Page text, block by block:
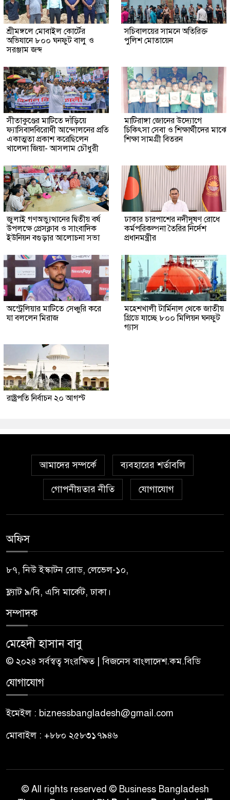
শ্রীমঙ্গলে মোবাইল কোর্টের
অভিযানে ৮০০ ঘনফুট বালু ও
সরঞ্জাম জব্দ
সচিবালয়ের সামনে অতিরিক্ত
পুলিশ মোতায়েন
সীতাকুণ্ডের মাটিতে দাঁড়িয়ে
ফ্যাসিবাদবিরোধী আন্দোলনের প্রতি
একাত্মতা প্রকাশ করেছিলেন
খালেদা জিয়া- আসলাম চৌধুরী
মাটিরাঙ্গা জোনের উদ্যোগে
চিকিৎসা সেবা ও শিক্ষার্থীদের মাঝে
শিক্ষা সামগ্রী বিতরন
জুলাই গণঅভ্যুত্থানের দ্বিতীয় বর্ষ
উপলক্ষে প্রেসক্লাব ও সাংবাদিক
ইউনিয়ন বগুড়ার আলোচনা সভা
ঢাকার চারপাশের নদীদূষণ রোধে
কর্মপরিকল্পনা তৈরির নির্দেশ
প্রধানমন্ত্রীর
অস্ট্রেলিয়ার মাটিতে সেঞ্চুরি করে
যা বললেন মিরাজ
মহেশখালী টার্মিনাল থেকে জাতীয়
গ্রিডে যাচ্ছে ৮০০ মিলিয়ন ঘনফুট
গ্যাস
রাষ্ট্রপতি নির্বাচন ২০ আগস্ট
আমাদের সম্পর্কে ব্যবহারের শর্তাবলি
গোপনীয়তার নীতি যোগাযোগ
অফিস
৮৭, নিউ ইস্কাটন রোড, লেভেল-১০,
ফ্ল্যাট ৯/বি, এসি মার্কেট, ঢাকা।
সম্পাদক
মেহেদী হাসান বাবু
© ২০২৪ সর্বস্বত্ব সংরক্ষিত | বিজনেস বাংলাদেশ.কম.বিডি
যোগাযোগ
ইমেইল : biznessbangladesh@gmail.com
মোবাইল : +৮৮০ ২৫৮৩১৭৯৪৬
© All rights reserved © Business Bangladesh